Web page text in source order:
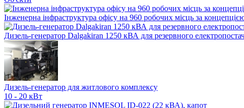
Інженерна інфраструктура офісу на 960 робочих місць за
Дизель-генератор Dalgakiran 1250 кВА для резервного
Дизель-генератор для житлового комплексу
10 - 20 кВт